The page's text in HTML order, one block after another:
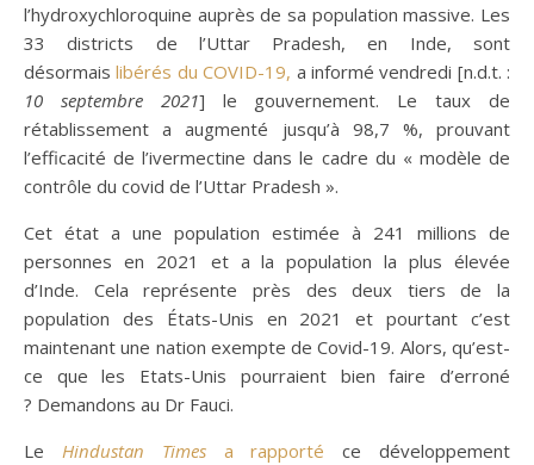
l’hydroxychloroquine auprès de sa population massive. Les
33 districts de l’Uttar Pradesh, en Inde, sont
désormaislibérés du COVID-19, a informé vendredi [n.d.t. :
10 septembre 2021] le gouvernement. Le taux de
rétablissement a augmenté jusqu’à 98,7 %, prouvant
l’efficacité de l’ivermectine dans le cadre du « modèle de
contrôle du covid de l’Uttar Pradesh ».
Cet état a une population estimée à 241 millions de
personnes en 2021 et a la population la plus élevée
d’Inde. Cela représente près des deux tiers de la
population des États-Unis en 2021 et pourtant c’est
maintenant une nation exempte de Covid-19. Alors, qu’est-
ce que les Etats-Unis pourraient bien faire d’erroné
? Demandons au Dr Fauci.
Le Hindustan Timesa rapporté ce développement